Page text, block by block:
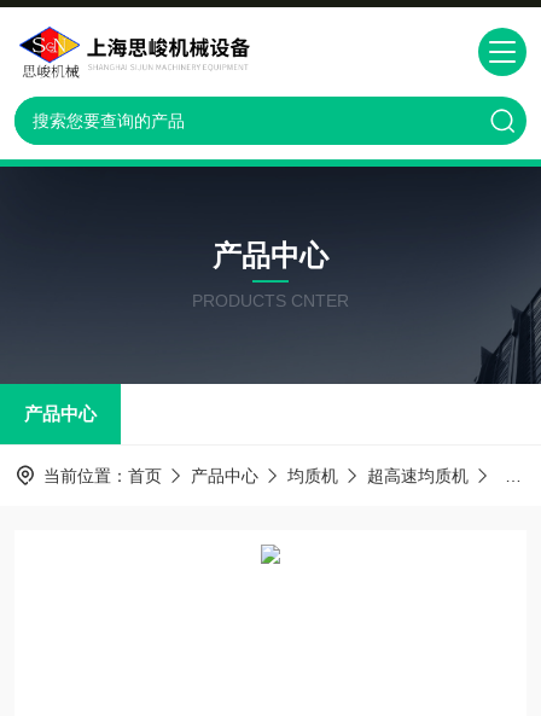
产品中心
PRODUCTS CNTER
产品中心
当前位置： 首页 产品中心 均质机 超高速均质机